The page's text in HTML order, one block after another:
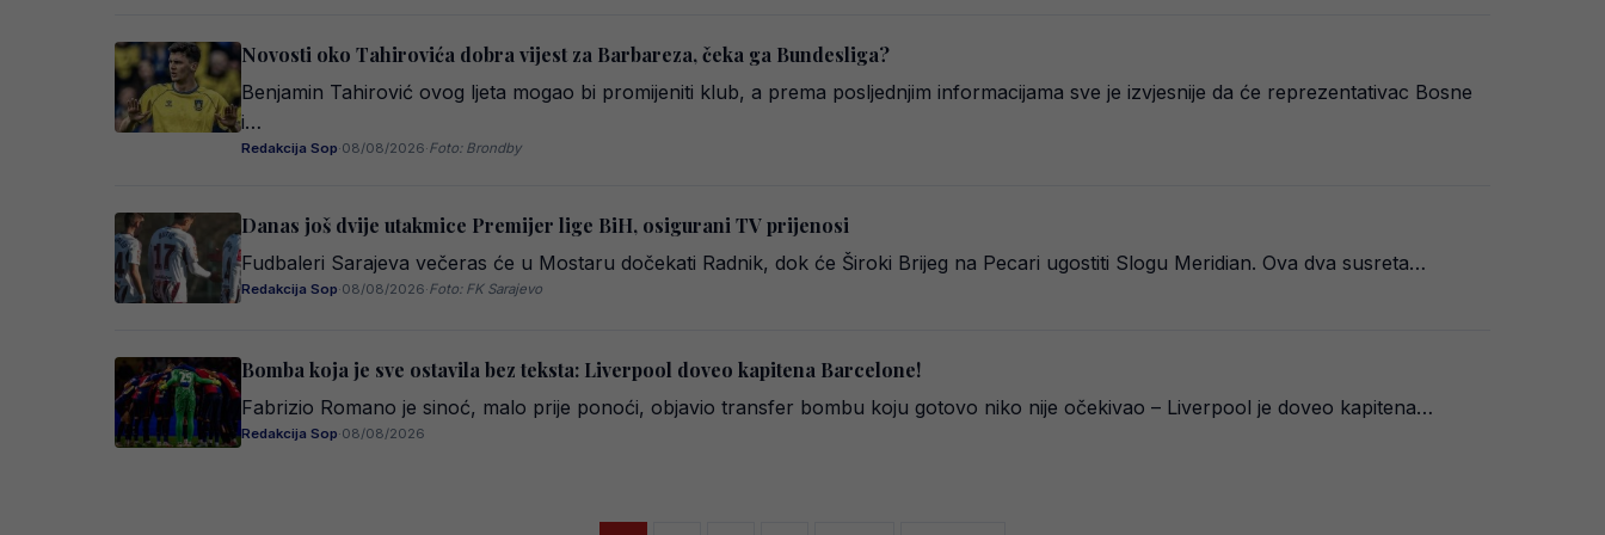
Novosti oko Tahirovića dobra vijest za Barbareza, čeka ga Bundesliga?
Benjamin Tahirović ovog ljeta mogao bi promijeniti klub, a prema posljednjim informacijama sve je izvjesnije da će reprezentativac Bosne
i…
Redakcija Sop·08/08/2026·Foto: Brondby
Danas još dvije utakmice Premijer lige BiH, osigurani TV prijenosi
Fudbaleri Sarajeva večeras će u Mostaru dočekati Radnik, dok će Široki Brijeg na Pecari ugostiti Slogu Meridian. Ova dva susreta…
Redakcija Sop·08/08/2026·Foto: FK Sarajevo
Bomba koja je sve ostavila bez teksta: Liverpool doveo kapitena Barcelone!
Fabrizio Romano je sinoć, malo prije ponoći, objavio transfer bombu koju gotovo niko nije očekivao – Liverpool je doveo kapitena…
Redakcija Sop·08/08/2026